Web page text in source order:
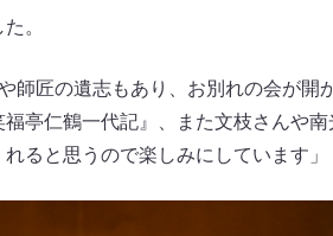
。
師匠の遺志もあり、お別れの会が
亭仁鶴一代記』、また文枝さんや
ると思うので楽しみにしています」